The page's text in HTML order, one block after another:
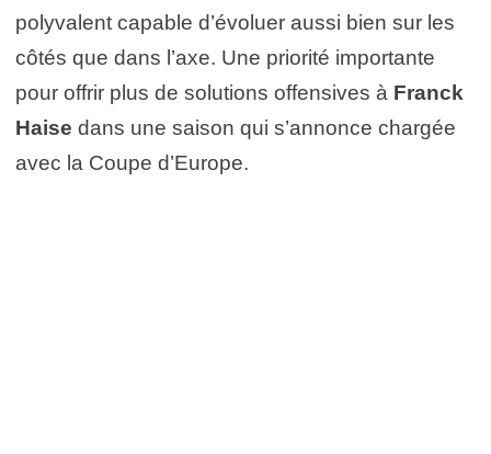
polyvalent capable d’évoluer aussi bien sur les
côtés que dans l’axe. Une priorité importante
pour offrir plus de solutions offensives à Franck
Haise dans une saison qui s’annonce chargée
avec la Coupe d’Europe.